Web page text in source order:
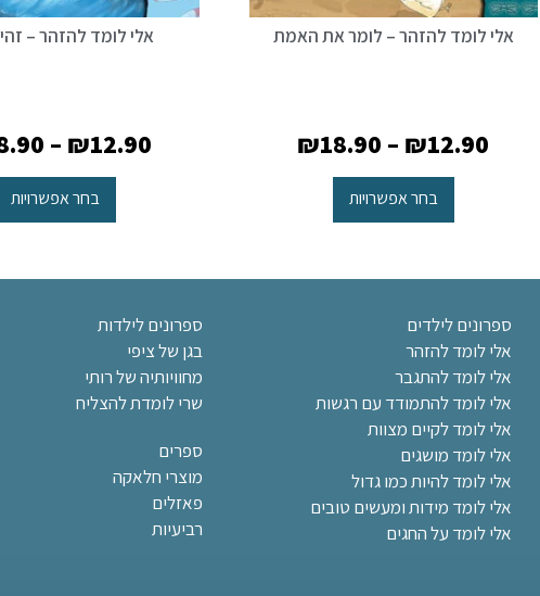
אלי לומד להזהר – לומר את האמת
₪12.90
–
₪18.90
בחר אפשרויות
אלי לומד להזהר –
₪12.90
–
בחר אפשרויות
ספרונים לילדים
אלי לומד להזהר
אלי לומד להתגבר
אלי לומד להתמודד עם רגשות
אלי לומד לקיים מצוות
אלי לומד מושגים
אלי לומד להיות כמו גדול
אלי לומד מידות ומעשים טובים
אלי לומד על החגים
ספרונים לילדות
בגן של ציפי
מחוויותיה של רותי
שרי לומדת להצליח
ספרים
מוצרי חלאקה
פאזלים
רביעיות